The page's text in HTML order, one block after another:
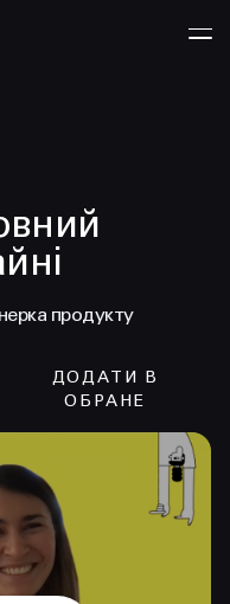
продукту
ДОДАТИ В
ОБРАНЕ